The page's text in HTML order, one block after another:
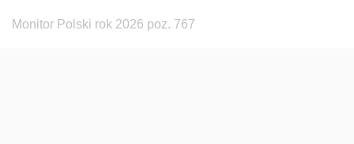
Monitor Polski rok 2026 poz. 767